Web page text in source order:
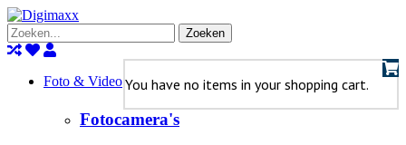
Zoeken
You have no items in your shopping cart.
Foto & Video
Fotocamera's